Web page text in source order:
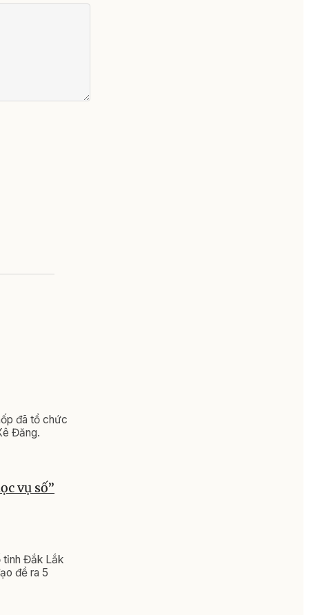
đã tổ chức
Đăng.
vụ số”
tỉnh Đắk Lắk
đề ra 5